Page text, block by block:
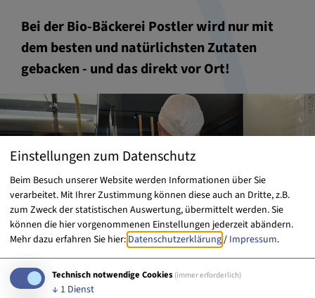
Bei der Bio-Bäckerei Postler wird nur mit
dem besten und natürlichsten Zutaten
gebacken - und das direkt vor Ort!
Einstellungen zum Datenschutz
Beim Besuch unserer Website werden Informationen über Sie
verarbeitet. Mit Ihrer Zustimmung können diese auch an Dritte, z.B.
zum Zweck der statistischen Auswertung, übermittelt werden. Sie
können die hier vorgenommenen Einstellungen jederzeit abändern.
Mehr dazu erfahren Sie hier: Datenschutzerklärung/ Impressum.
Technisch notwendige Cookies (immer erforderlich)
↓ 1 Dienst